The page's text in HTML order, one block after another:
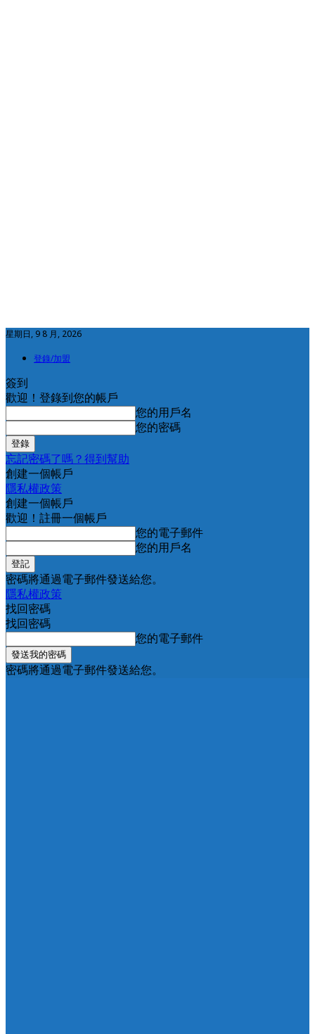
星期日, 9 8 月, 2026
登錄/加盟
簽到
歡迎！登錄到您的帳戶
您的用戶名
您的密碼
忘記密碼了嗎？得到幫助
創建一個帳戶
隱私權政策
創建一個帳戶
歡迎！註冊一個帳戶
您的電子郵件
您的用戶名
密碼將通過電子郵件發送給您。
隱私權政策
找回密碼
找回密碼
您的電子郵件
密碼將通過電子郵件發送給您。